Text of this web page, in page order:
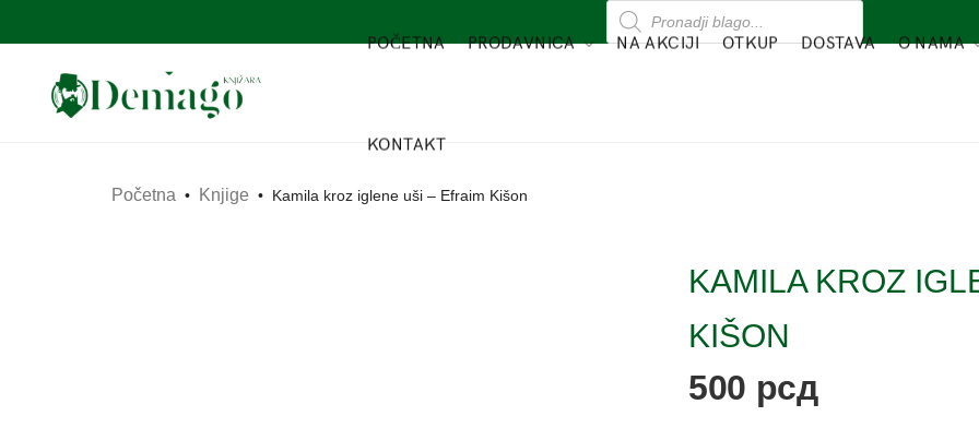
POČETNA PRODAVNICA NA AKCIJI OTKUP DOSTAVA O NAMA
KONTAKT
Početna • Knjige • Kamila kroz iglene uši – Efraim Kišon
KAMILA KROZ
KIŠON
500 рсд